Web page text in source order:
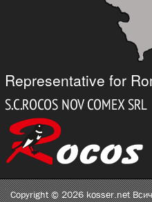
Representative for
Copyright © 2026 kosser.net